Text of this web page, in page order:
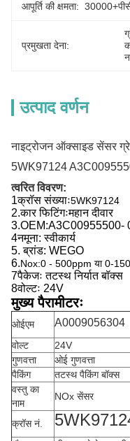
आपूर्ति की क्षमता:
प्रमुखता देना:
उत्पाद वर्णन
नाइट्रोजन ऑक्साइड सेंसर
5WK97124
त्वरित विवरण:
1क्रॉस संख्याः5WK97124
2.कार फिटिंगःमहान दीवार
3.OEM:A3C00955500-
4नमूना: स्वीकार्य
5. ब्रांड: WEGO
6.Nox:0 - 500ppm या 0-
7पैकेजः तटस्थ निर्यात बॉक्स
8वोल्टः 24V
मुख्य पैरामीटरः
ओईएम A0009056304
वोल्ट
24V
गुणवत्ता
ओई गुणवत्ता
पैकिंग
तटस्थ पैकिंग बॉक्स
वस्तु का
नाम
NOx सेंसर
क्रॉस नं.